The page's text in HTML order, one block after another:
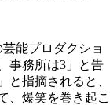
能プロダクショ
事務所は3」と告
と指摘されると、
、爆笑を巻き起こ